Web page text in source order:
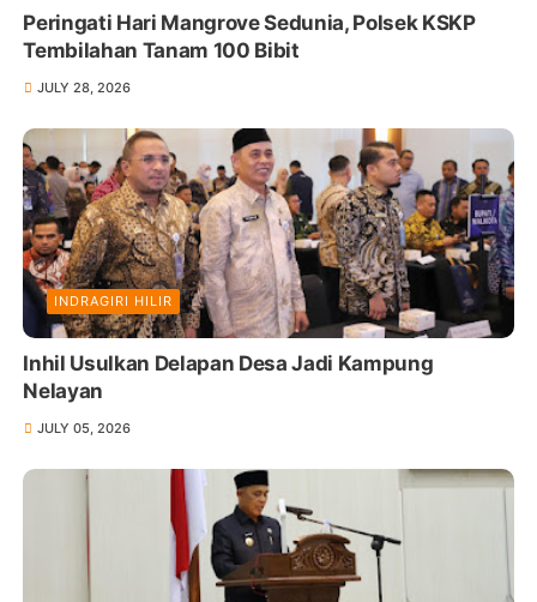
Peringati Hari Mangrove Sedunia, Polsek KSKP
Tembilahan Tanam 100 Bibit
JULY 28, 2026
INDRAGIRI HILIR
Inhil Usulkan Delapan Desa Jadi Kampung
Nelayan
JULY 05, 2026